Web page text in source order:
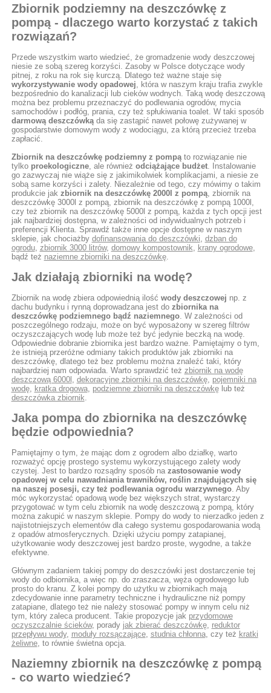
Zbiornik podziemny na deszczówkę z
pompą - dlaczego warto korzystać z takich
rozwiązań?
Przede wszystkim warto wiedzieć, że gromadzenie wody deszczowej
niesie ze sobą szereg korzyści. Zasoby w Polsce dotyczące wody
pitnej, z roku na rok się kurczą. Dlatego też ważne staje się
wykorzystywanie wody opadowej, która w naszym kraju trafia zwykle
bezpośrednio do kanalizacji lub cieków wodnych. Taką wodę deszczową
można bez problemu przeznaczyć do podlewania ogrodów, mycia
samochodów i podłóg, prania, czy też spłukiwania toalet. W taki sposób
darmową deszczówkąda się zastąpić nawet połowę zużywanej w
gospodarstwie domowym wody z wodociągu, za którą przecież trzeba
zapłacić.
Zbiornik na deszczówkę podziemny z pompąto rozwiązanie nie
tylko proekologiczne, ale również odciążające budżet. Instalowanie
go zazwyczaj nie wiąże się z jakimikolwiek komplikacjami, a niesie ze
sobą same korzyści i zalety. Niezależnie od tego, czy mówimy o takim
produkcie jak zbiornik na deszczówkę 2000l z pompą, zbiornik na
deszczówkę 3000l z pompą, zbiornik na deszczówkę z pompą 1000l,
czy też zbiornik na deszczówkę 5000l z pompą, każda z tych opcji jest
jak najbardziej dostępna, w zależności od indywidualnych potrzeb i
preferencji Klienta. Sprawdź także inne opcje dostępne w naszym
sklepie, jak chociażby dofinansowania do deszczówki, dzban do
ogrodu, zbiornik 3000 litrów, domowy kompostownik, krany ogrodowe,
bądź też naziemne zbiorniki na deszczówkę.
Jak działają zbiorniki na wodę?
Zbiornik na wodę zbiera odpowiednią ilość wody deszczowej np. z
dachu budynku i rynną doprowadzana jest do zbiornika na
deszczówkę podziemnego bądź naziemnego. W zależności od
poszczególnego rodzaju, może on być wyposażony w szereg filtrów
oczyszczających wodę lub może też być jedynie beczką na wodę.
Odpowiednie dobranie zbiornika jest bardzo ważne. Pamiętajmy o tym,
że istnieją przeróżne odmiany takich produktów jak zbiorniki na
deszczówkę, dlatego też bez problemu można znaleźć taki, który
najbardziej nam odpowiada. Warto sprawdzić też zbiornik na wodę
deszczową 6000l , dekoracyjne zbiorniki na deszczówkę, pojemniki na
wodę, kratka drogowa, podziemne zbiorniki na deszczówkęlub też
deszczówka zbiornik.
Jaka pompa do zbiornika na deszczówkę
będzie odpowiednia?
Pamiętajmy o tym, że mając dom z ogrodem albo działkę, warto
rozważyć opcję prostego systemu wykorzystującego zalety wody
czystej. Jest to bardzo rozsądny sposób na zastosowanie wody
opadowej w celu nawadniania trawników, roślin znajdujących się
na naszej posesji, czy też podlewania ogrodu warzywnego. Aby
móc wykorzystać opadową wodę bez większych strat, wystarczy
przygotować w tym celu zbiornik na wodę deszczową z pompą, który
można zakupić w naszym sklepie. Pompy do wody to nierzadko jeden z
najistotniejszych elementów dla całego systemu gospodarowania wodą
z opadów atmosferycznych. Dzięki użyciu pompy zatapianej,
użytkowanie wody deszczowej jest bardzo proste, wygodne, a także
efektywne.
Głównym zadaniem takiej pompy do deszczówki jest dostarczenie tej
wody do odbiornika, a więc np. do zraszacza, węża ogrodowego lub
prosto do kranu. Z kolei pompy do użytku w zbiornikach mają
zdecydowanie inne parametry techniczne i hydrauliczne niż pompy
zatapiane, dlatego też nie należy stosować pompy w innym celu niż
tym, który zaleca producent. Takie propozycje jak przydomowe
oczyszczalnie ścieków, porady jak zbierać deszczówkę, reduktor
przepływu wody, moduły rozsączające, studnia chłonna, czy też kratki
żeliwne, to równie świetna opcja.
Naziemny zbiornik na deszczówkę z pompą
- co warto wiedzieć?